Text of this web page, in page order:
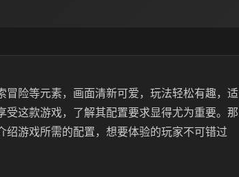
险等元素，画面清新可爱，玩法轻松有趣，适
这款游戏，了解其配置要求显得尤为重要。那
游戏所需的配置，想要体验的玩家不可错过